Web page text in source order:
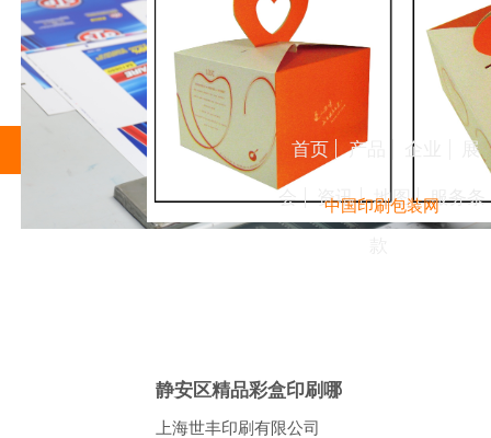
静安区精品彩盒印刷哪
上海世丰印刷有限公司
首页 产品 企业 展
会 资讯 地图 服务条
中国印刷包装网